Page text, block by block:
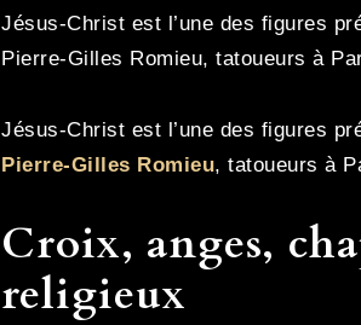
Jésus-Christ est l’une des figures
Pierre-Gilles Romieu, tatoueurs à
Jésus-Christ est l’une des figures
Pierre-Gilles Romieu, tatoueurs à
Croix, anges,
religieux